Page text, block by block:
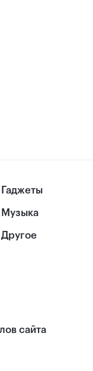
Гаджеты
Музыка
Другое
сайта